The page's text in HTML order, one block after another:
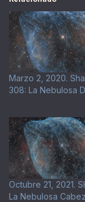
Marzo 2, 2020.
308: La Nebulosa
Octubre 21, 2021.
La Nebulosa